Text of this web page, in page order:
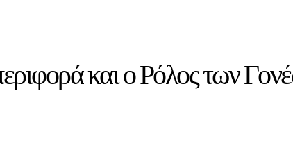
και ο Ρόλος των